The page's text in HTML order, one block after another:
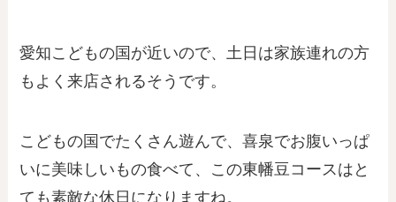
愛知こどもの国が近いので、土日は家族連れの方
もよく来店されるそうです。
こどもの国でたくさん遊んで、喜泉でお腹いっぱ
いに美味しいもの食べて、この東幡豆コースはと
ても素敵な休日になりますね。